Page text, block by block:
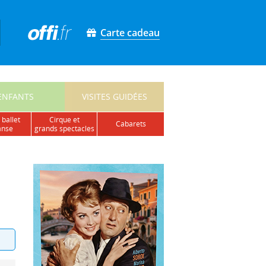
Carte cadeau
VISITES GUIDÉES
ballet
cirque et
grands spectacles
cabarets